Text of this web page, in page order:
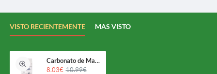
VISTO RECIENTEMENTE MAS VISTO
Carbonato de Magnesio
8.03€ 10.99€